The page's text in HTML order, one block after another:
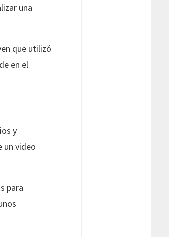
una
que utilizó
en el
y
un video
para